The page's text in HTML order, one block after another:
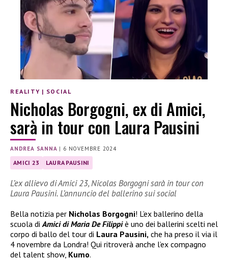
REALITY | SOCIAL
Nicholas Borgogni, ex di Amici,
sarà in tour con Laura Pausini
ANDREA SANNA | 6 NOVEMBRE 2024
AMICI 23 LAURA PAUSINI
L’ex allievo di Amici 23, Nicolas Borgogni sarà in tour con
Laura Pausini. L’annuncio del ballerino sui social
Bella notizia per Nicholas Borgogni! L’ex ballerino della
scuola di Amici di Maria De Filippiè uno dei ballerini scelti nel
corpo di ballo del tour di Laura Pausini, che ha preso il via il
4 novembre da Londra! Qui ritroverà anche l’ex compagno
del talent show, Kumo.